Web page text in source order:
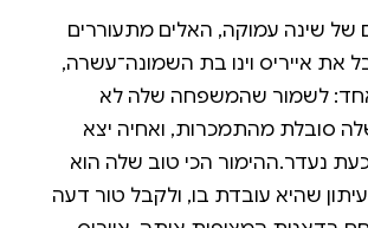
של שינה עמוקה, האלים מתעוררים
את אייריס וינו בת השמונה־עשרה,
אחד: לשמור שהמשפחה שלה לא
סובלת מהתמכרות, ואחיה יצא
נעדר.ההימור הכי טוב שלה הוא
שהיא עובדת בו, ולקבל טור דעה